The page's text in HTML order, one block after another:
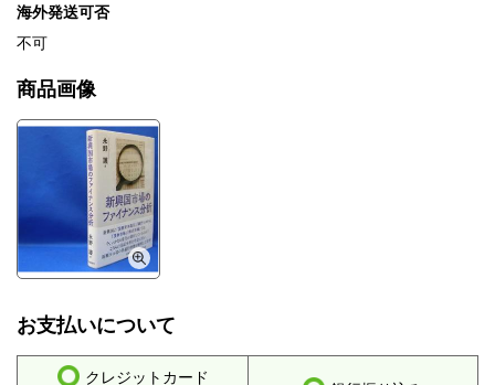
海外発送可否
不可
商品画像
お支払いについて
クレジットカード